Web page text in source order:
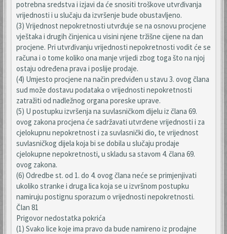
potrebna sredstva i izjavi da će snositi troškove utvrđivanja
vrijednosti i u slučaju da izvršenje bude obustavljeno.
(3) Vrijednost nepokretnosti utvrđuje se na osnovu procjene
vještaka i drugih činjenica u visini njene tržišne cijene na dan
procjene. Pri utvrđivanju vrijednosti nepokretnosti vodit će se
računa i o tome koliko ona manje vrijedi zbog toga što na njoj
ostaju određena prava i poslije prodaje.
(4) Umjesto procjene na način predviđen u stavu 3. ovog člana
sud može dostavu podataka o vrijednosti nepokretnosti
zatražiti od nadležnog organa poreske uprave.
(5) U postupku izvršenja na suvlasničkom dijelu iz člana 69.
ovog zakona procjena će sadržavati utvrđene vrijednosti i za
cjelokupnu nepokretnost i za suvlasnički dio, te vrijednost
suvlasničkog dijela koja bi se dobila u slučaju prodaje
cjelokupne nepokretnosti, u skladu sa stavom 4. člana 69.
ovog zakona.
(6) Odredbe st. od 1. do 4. ovog člana neće se primjenjivati
ukoliko stranke i druga lica koja se u izvršnom postupku
namiruju postignu sporazum o vrijednosti nepokretnosti.
Član 81
Prigovor nedostatka pokrića
(1) Svako lice koje ima pravo da bude namireno iz prodajne